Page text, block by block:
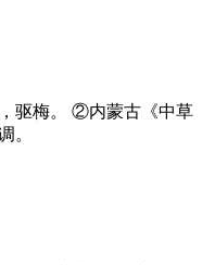
驱梅。 ②内蒙古《中草
。